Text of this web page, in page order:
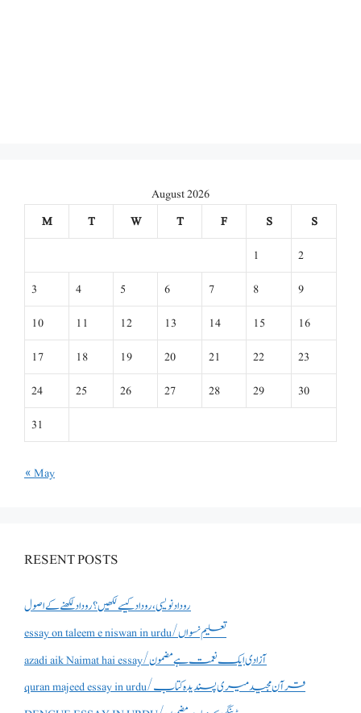
August 2026
M
T W T F S
S
1
2
3
4 5 6 7 8
9
10
11 12 13 14 15
16
17
18 19 20 21 22
23
24
25 26 27 28 29
30
31
« May
RESENT POSTS
روداد نویسی ،روداد کیسے لکھیں؟ روداد لکھنے کے اصول
essay on taleem e niswan in urdu/تعلیم نسواں
azadi aik Naimat hai essay/آزادی ایک نعمت ہے مضمون
quran majeed essay in urdu/قرآن مجید میری پسندیدہ کتاب